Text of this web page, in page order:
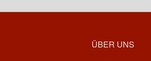
ÜBER UNS